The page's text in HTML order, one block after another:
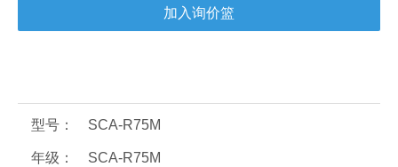
加入询价篮
型号： SCA-R75M
年级： SCA-R75M